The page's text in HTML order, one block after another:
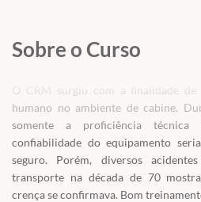
Sobre o Curso
O CRM surgiu com a finalidade
humano no ambiente de cabine.
somente a proficiência
confiabilidade do equipamento
seguro. Porém, diversos
transporte na década de 70
crença se confirmava. Bom